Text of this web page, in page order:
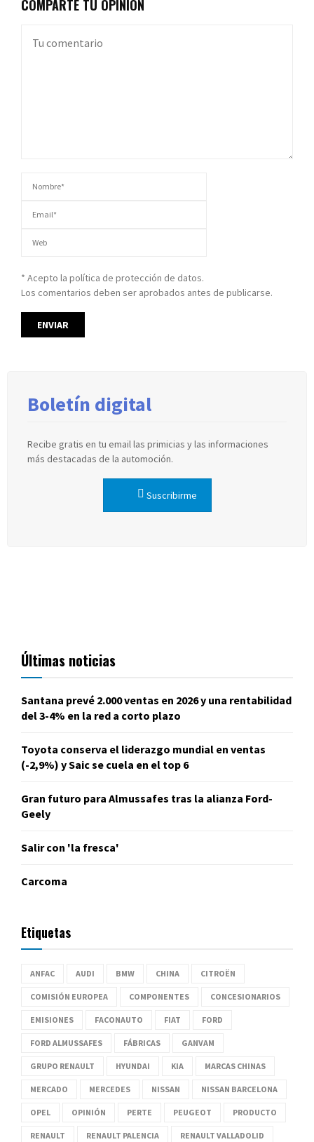
COMPARTE TU OPINIÓN
* Acepto la política de protección de datos.
Los comentarios deben ser aprobados antes de publicarse.
Boletín digital
Recibe gratis en tu email las primicias y las informaciones
más destacadas de la automoción.
Suscribirme
Últimas noticias
Santana prevé 2.000 ventas en 2026 y una rentabilidad
del 3-4% en la red a corto plazo
Toyota conserva el liderazgo mundial en ventas
(-2,9%) y Saic se cuela en el top 6
Gran futuro para Almussafes tras la alianza Ford-
Geely
Salir con 'la fresca'
Carcoma
Etiquetas
ANFAC AUDI BMW CHINA CITROËN
COMISIÓN EUROPEA COMPONENTES CONCESIONARIOS
EMISIONES FACONAUTO FIAT FORD
FORD ALMUSSAFES FÁBRICAS GANVAM
GRUPO RENAULT HYUNDAI KIA MARCAS CHINAS
MERCADO MERCEDES NISSAN NISSAN BARCELONA
OPEL OPINIÓN PERTE PEUGEOT PRODUCTO
RENAULT RENAULT PALENCIA RENAULT VALLADOLID